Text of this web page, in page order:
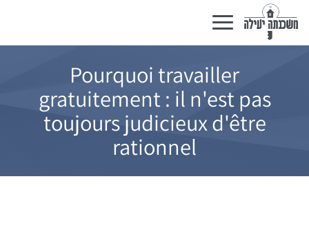
Basculer
la
navigation
Pourquoi travailler
gratuitement : il n'est pas
toujours judicieux d'être
rationnel